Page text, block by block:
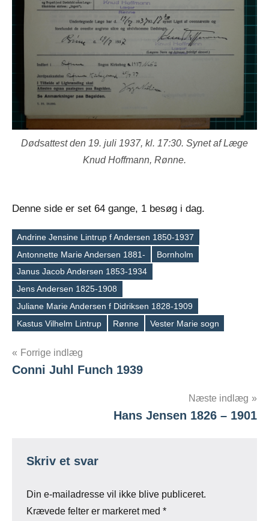
Dødsattest den 19. juli 1937, kl. 17:30. Synet af Læge
Knud Hoffmann, Rønne.
Denne side er set 64 gange, 1 besøg i dag.
Tags
Andrine Jensine Lintrup f Andersen 1850-1937
Antonnette Marie Andersen 1881-
Bornholm
Janus Jacob Andersen 1853-1934
Jens Andersen 1825-1908
Juliane Marie Andersen f Didriksen 1828-1909
Kastus Vilhelm Lintrup
Rønne Vester Marie sogn
Indlægsnavigation
Forrige indlæg
Conni Juhl Funch 1939
Næste indlæg
Hans Jensen 1826 – 1901
Skriv et svar
Din e-mailadresse vil ikke blive publiceret.
Krævede felter er markeret med *